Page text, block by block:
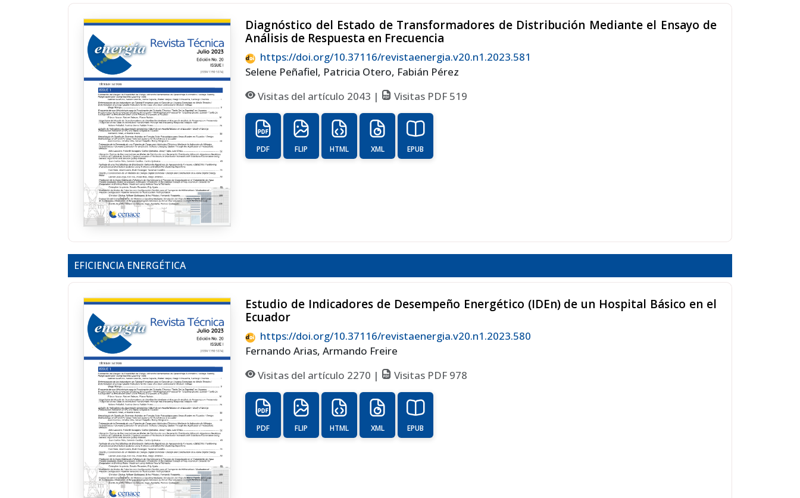
Diagnóstico del Estado de Transformadores de Distribución Mediante el Ensayo de
Análisis de Respuesta en Frecuencia
https://doi.org/10.37116/revistaenergia.v20.n1.2023.581
Selene Peñafiel, Patricia Otero, Fabián Pérez
Visitas del artículo 2043 |
Visitas PDF 519
PDF FLIP HTML XML EPUB
EFICIENCIA ENERGÉTICA
Estudio de Indicadores de Desempeño Energético (IDEn) de un Hospital Básico en el
Ecuador
https://doi.org/10.37116/revistaenergia.v20.n1.2023.580
Fernando Arias, Armando Freire
Visitas del artículo 2270 |
Visitas PDF 978
PDF FLIP HTML XML EPUB